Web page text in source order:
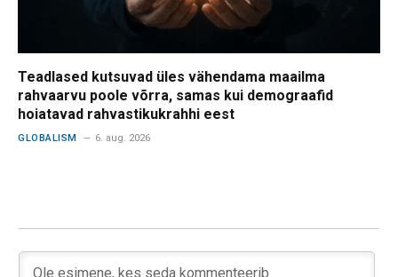
Teadlased kutsuvad üles vähendama maailma
rahvaarvu poole võrra, samas kui demograafid
hoiatavad rahvastikukrahhi eest
GLOBALISM 6. aug. 2026